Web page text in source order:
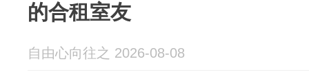
的合租室友
自由心向往之 2026-08-08